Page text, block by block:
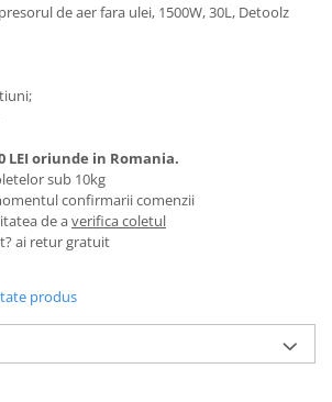
butelii de
butelii
gatit
de aer fara ulei, 1500W, 30L, Detoolz
LEI oriunde in Romania.
sub 10kg
confirmarii comenzii
de averifica coletul
ai retur gratuit
produs